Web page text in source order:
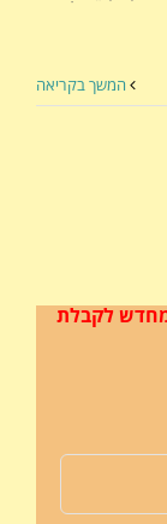
המשך בקריאה
לקבלת